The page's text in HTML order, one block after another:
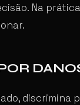
Na
discrimina